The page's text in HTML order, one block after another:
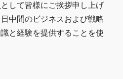
して皆様にご挨拶申し上げ
中間のビジネスおよび戦略
と経験を提供することを使